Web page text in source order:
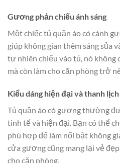
Gương phản chiếu ánh sáng
Một chiếc tủ quần áo có cánh
giúp không gian thêm sáng sủa
tự nhiên chiếu vào tủ, nó không
mà còn làm cho căn phòng trở
Kiểu dáng hiện đại và thanh lịch
Tủ quần áo có gương thường
tinh tế và hiện đại. Bạn có thể
phù hợp để làm nổi bật không
cửa gương cũng mang lại vẻ
cho căn phòng.